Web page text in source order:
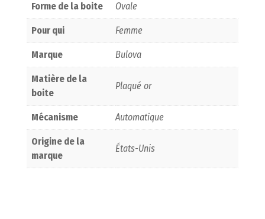
Forme de la boite Ovale
Pour qui Femme
Marque Bulova
Matière de la
boite
Plaqué or
Mécanisme Automatique
Origine de la
marque
États-Unis